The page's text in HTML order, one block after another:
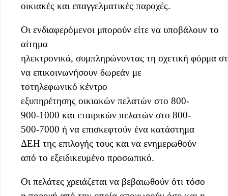
οικιακές και επαγγελματικές παροχές.
Οι ενδιαφερόμενοι μπορούν είτε να υποβάλουν το
αίτημα
ηλεκτρονικά, συμπληρώνοντας τη σχετική φόρμα
να επικοινωνήσουν δωρεάν με
τοτηλεφωνικό κέντρο
εξυπηρέτησης οικιακών πελατών στο 800-
900-1000 και εταιρικών πελατών στο 800-
500-7000 ή να επισκεφτούν ένα κατάστημα
ΔΕΗ της επιλογής τους και να ενημερωθούν
από το εξειδικευμένο προσωπικό.
Οι πελάτες χρειάζεται να βεβαιωθούν ότι τόσο